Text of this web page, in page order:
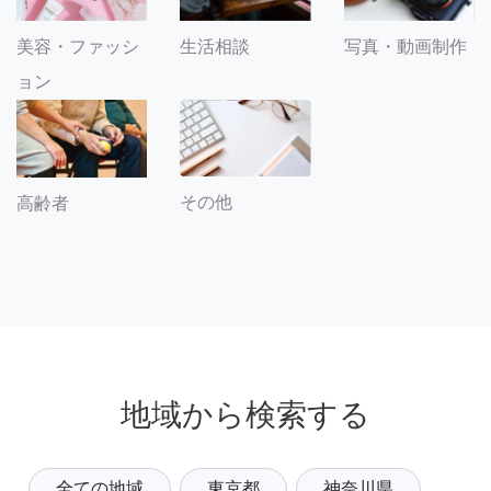
美容・ファッシ
ョン
生活相談 写真・動画制作
高齢者 その他
地域から検索する